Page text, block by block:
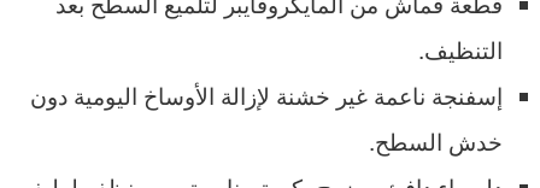
التنظيف.
إسفنجة ناعمة غير خشنة لإزالة الأوساخ اليومية دون
خدش السطح.